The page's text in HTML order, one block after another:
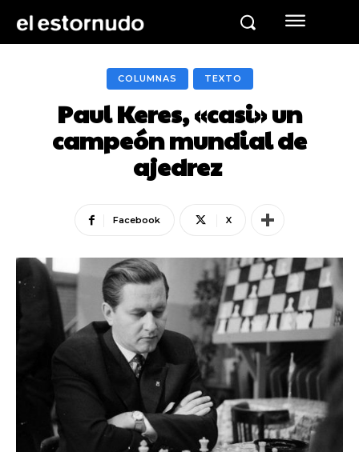
COLUMNAS TEXTO
Paul Keres, «casi» un
campeón mundial de
ajedrez
Facebook X